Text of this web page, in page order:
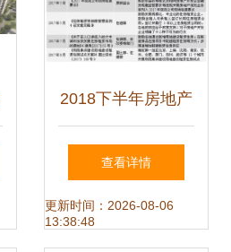
2018下半年房地产
行业信用风险展望
及投资策略 物业管
查看详情
更新时间：2026-08-06
13:38:48